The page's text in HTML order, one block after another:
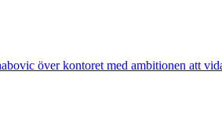
över kontoret med ambitionen att